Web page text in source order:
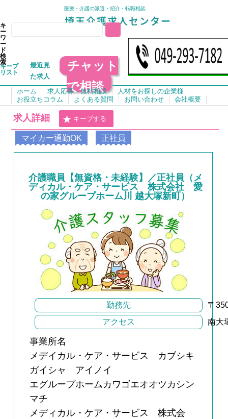
医療・介護の派遣・紹介・転職相談
キ
ー
ワ
ー
ド
検
索
キープ
リスト
最近見
た求人
チャット
で相談
ホーム 求人応募・無料相談
人材をお探しの企業様
お役立ちコラム
よくある質問 お問い合わせ 会社概要
求人詳細 キープする
マイカー通勤OK 正社員
介護職員【無資格・未経験】／正社員（メ
ディカル・ケア・サービス 株式会社 愛
の家グループホーム川 越大塚新町）
勤務先
〒
アクセス
南大
事業所名
メデイカル・ケア・サービス カブシキ
ガイシャ アイノイ
エグループホームカワゴエオオツカシン
マチ
メディカル・ケア・サービス 株式会